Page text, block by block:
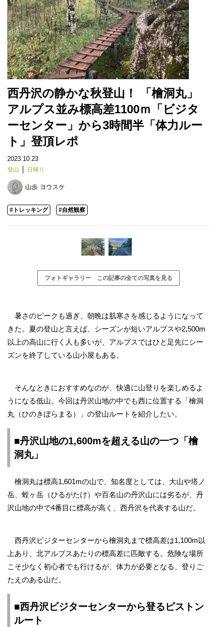
西丹沢の静かな秋登山！ 「檜洞丸」
アルプス並み標高差1100ｍ「ビジタ
ーセンター」から3時間半「体力ルー
ト」登頂レポ
2023.10.23
登山 日帰り
山歩 ヨウスケ
#トレッキング #自然観察
フォトギャラリー この記事の全ての写真を見る
暑さのピークも過ぎ、朝晩は肌寒さを感じるようになって
きた。夏の登山と言えば、シーズンが短いアルプスや2,500m
以上の高山に行く人も多いが、アルプスではひと足先にシー
ズンを終了している山小屋もある。
そんなときにおすすめなのが、快適に山登りを楽しめるよ
うになる低山。今回は丹沢山地の中でも西に位置する「檜洞
丸（ひのきぼらまる）」の登山ルートを紹介したい。
■丹沢山地の1,600mを超える山の一つ「檜
洞丸」
檜洞丸は標高1,601mの山で、知名度としては、大山や塔ノ
岳、蛭ヶ岳（ひるがたけ）や百名山の丹沢山には劣るが、丹
沢山地の中で4番目に標高が高く、西丹沢を代表する山だ。
西丹沢ビジターセンターから檜洞丸まで標高差は1,100m以
上あり、北アルプスあたりの標高差に匹敵する。危険な場所
こそ少なく初心者でも行けるが、体力が必要となる、登りご
たえのある山だ。
■西丹沢ビジターセンターから登るピストン
ルート